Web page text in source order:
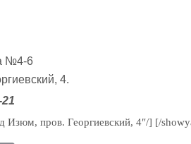
№4-6
4.
Изюм, пров. Георгиевский, 4″/] [/